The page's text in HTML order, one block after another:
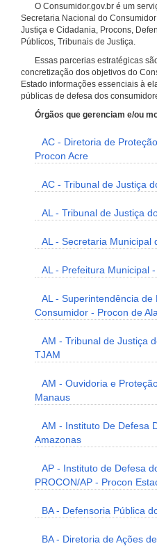
O Consumidor.gov.br é um
Secretaria Nacional do
Justiça e Cidadania, Procons,
Públicos, Tribunais de Justiça.
Essas parcerias estratégicas
concretização dos objetivos do
Estado informações essenciais à
públicas de defesa dos
Órgãos que gerenciam e/ou
AC - Diretoria de
Procon Acre
AC - Tribunal de Justiça
AL - Tribunal de Justiça
AL - Secretaria Municipal
AL - Prefeitura Municipal
AL - Superintendência
Consumidor - Procon de
AM - Tribunal de Justiça
TJAM
AM - Ouvidoria e
Manaus
AM - Instituto De Defesa
Amazonas
AP - Instituto de Defesa
PROCON/AP - Procon
BA - Defensoria Pública
BA - Diretoria de Ações